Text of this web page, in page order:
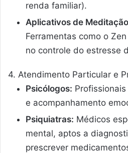
renda familiar).
Aplicativos de
Ferramentas como o
no controle do estresse
4. Atendimento Particular e
Psicólogos:
e acompanhamento
Psiquiatras: Médicos
mental, aptos a
prescrever